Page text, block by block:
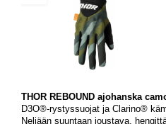
THOR REBOUND ajohanska
D3O®-rystyssuojat ja Clarino®
Neljään suuntaan joustava,